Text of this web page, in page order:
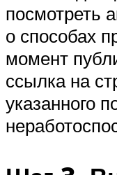
посмотреть
о способах
момент
ссылка на
указанного